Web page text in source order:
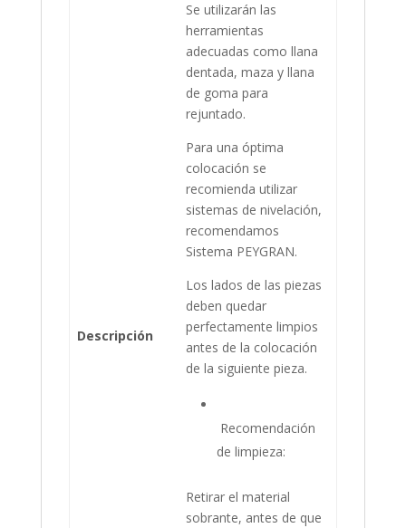
Descripción
Se utilizarán las
herramientas
adecuadas como llana
dentada, maza y llana
de goma para
rejuntado.
Para una óptima
colocación se
recomienda utilizar
sistemas de nivelación,
recomendamos
Sistema PEYGRAN.
Los lados de las piezas
deben quedar
perfectamente limpios
antes de la colocación
de la siguiente pieza.
Recomendación
de limpieza:
Retirar el material
sobrante, antes de que